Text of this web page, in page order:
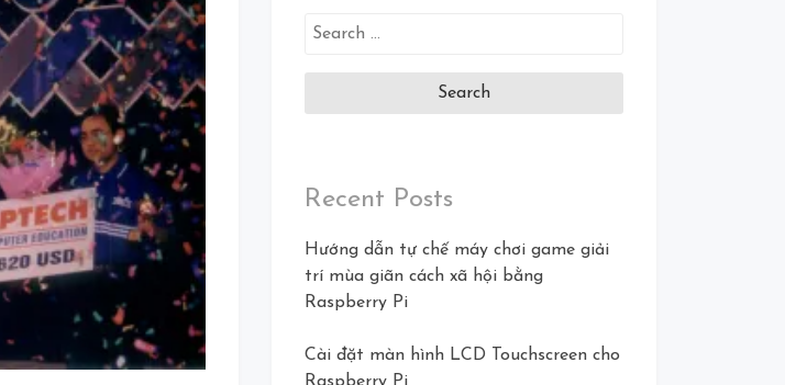
Search
Recent Posts
Hướng dẫn tự chế máy chơi game giải
trí mùa giãn cách xã hội bằng
Raspberry Pi
Cài đặt màn hình LCD Touchscreen cho